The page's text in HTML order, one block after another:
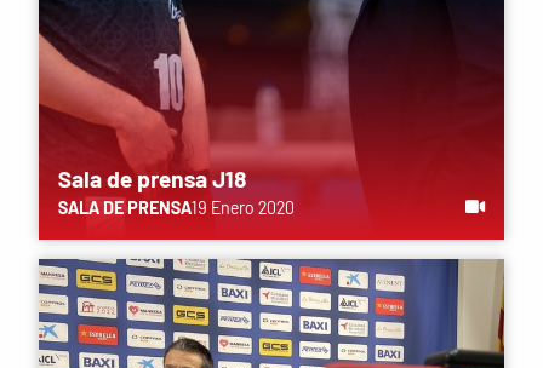
Sala de prensa J18
SALA DE PRENSA19 Enero 2020